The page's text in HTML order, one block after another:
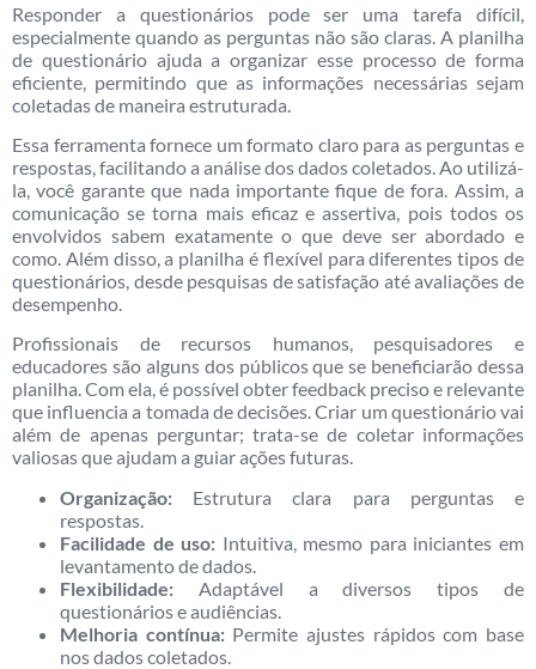
Responder a questionários pode ser uma tarefa difícil,
especialmente quando as perguntas não são claras. A planilha
de questionário ajuda a organizar esse processo de forma
eficiente, permitindo que as informações necessárias sejam
coletadas de maneira estruturada.
Essa ferramenta fornece um formato claro para as perguntas e
respostas, facilitando a análise dos dados coletados. Ao utilizá-
la, você garante que nada importante fique de fora. Assim, a
comunicação se torna mais eficaz e assertiva, pois todos os
envolvidos sabem exatamente o que deve ser abordado e
como. Além disso, a planilha é flexível para diferentes tipos de
questionários, desde pesquisas de satisfação até avaliações de
desempenho.
Profissionais de recursos humanos, pesquisadores e
educadores são alguns dos públicos que se beneficiarão dessa
planilha. Com ela, é possível obter feedback preciso e relevante
que influencia a tomada de decisões. Criar um questionário vai
além de apenas perguntar; trata-se de coletar informações
valiosas que ajudam a guiar ações futuras.
Organização: Estrutura clara para perguntas e
respostas.
Facilidade de uso: Intuitiva, mesmo para iniciantes em
levantamento de dados.
Flexibilidade: Adaptável a diversos tipos de
questionários e audiências.
Melhoria contínua:Permite ajustes rápidos com base
nos dados coletados.